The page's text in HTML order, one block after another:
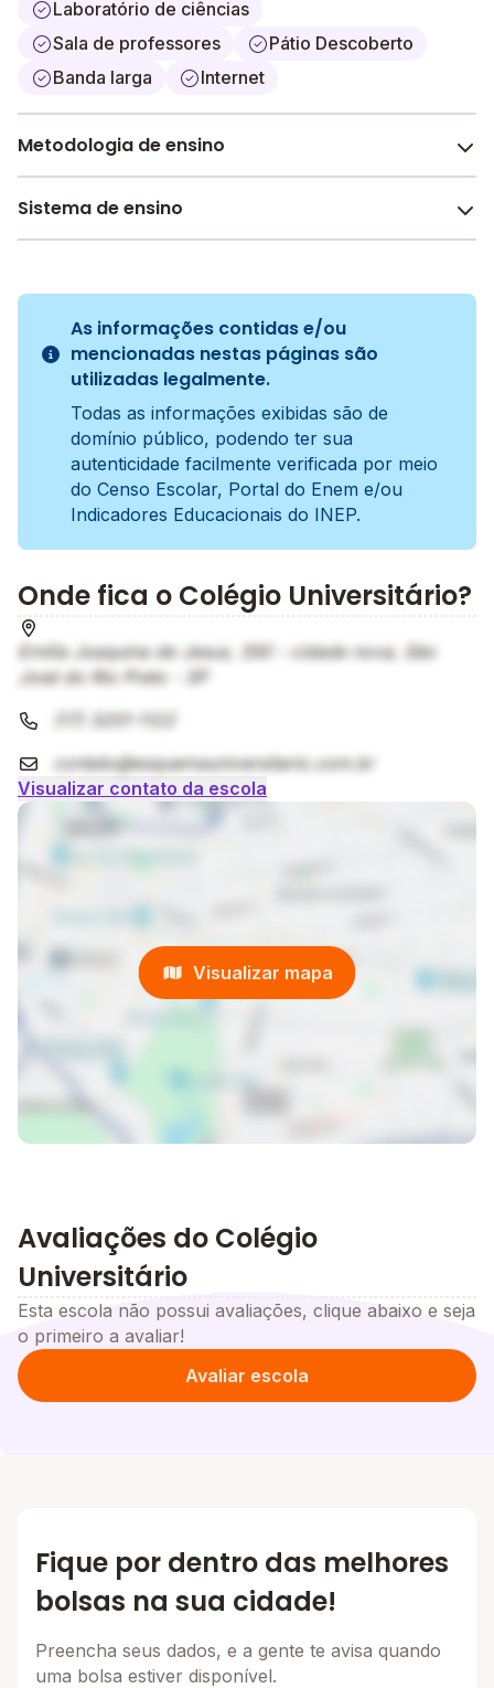
Laboratório de ciências
Sala de professores
Pátio Descoberto
Banda larga
Internet
Metodologia de ensino
Tradicional
Sistema de ensino
O sistema de ensino compreende o conjunto de
métodos, práticas pedagógicas, currículos e
avaliações que guiam o processo educacional,
garantindo que os estudantes adquiram
conhecimentos e habilidades essenciais para seu
desenvolvimento acadêmico e pessoal.
As informações contidas e/ou
mencionadas nestas páginas são
utilizadas legalmente.
Todas as informações exibidas são de
domínio público, podendo ter sua
autenticidade facilmente verificada por meio
do Censo Escolar, Portal do Enem e/ou
Indicadores Educacionais do INEP.
Onde fica o Colégio Universitário?
Emília Joaquina de Jesus, 350 - cidade nova, São
José do Rio Preto - SP
(17) 3201-1122
contato@esquemauniversitario.com.br
Visualizar contato da escola
Visualizar mapa
Avaliações do Colégio
Universitário
Esta escola não possui avaliações, clique abaixo e seja
o primeiro a avaliar!
Avaliar escola
Fique por dentro das melhores
bolsas na sua cidade!
Preencha seus dados, e a gente te avisa quando
uma bolsa estiver disponível.